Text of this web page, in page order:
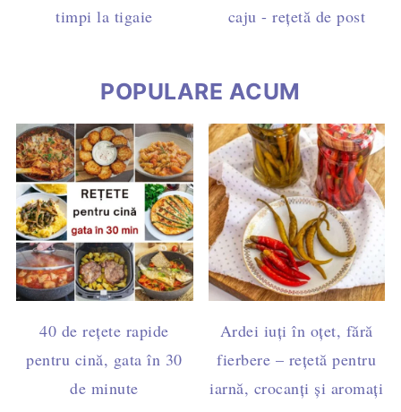
timpi la tigaie
caju - rețetă de post
POPULARE ACUM
40 de rețete rapide
pentru cină, gata în 30
de minute
Ardei iuți în oțet, fără
fierbere – rețetă pentru
iarnă, crocanți și aromați